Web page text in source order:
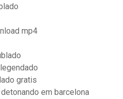
mp4
gratis
em barcelona